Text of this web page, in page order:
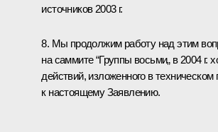
источников 2003 г.
8. Мы продолжим работу над этим
на саммите “Группы восьми„ в 2004 г.
действий, изложенного в
к настоящему Заявлению.